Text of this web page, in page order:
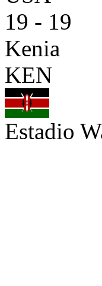
19 - 19
Kenia
KEN
Estadio